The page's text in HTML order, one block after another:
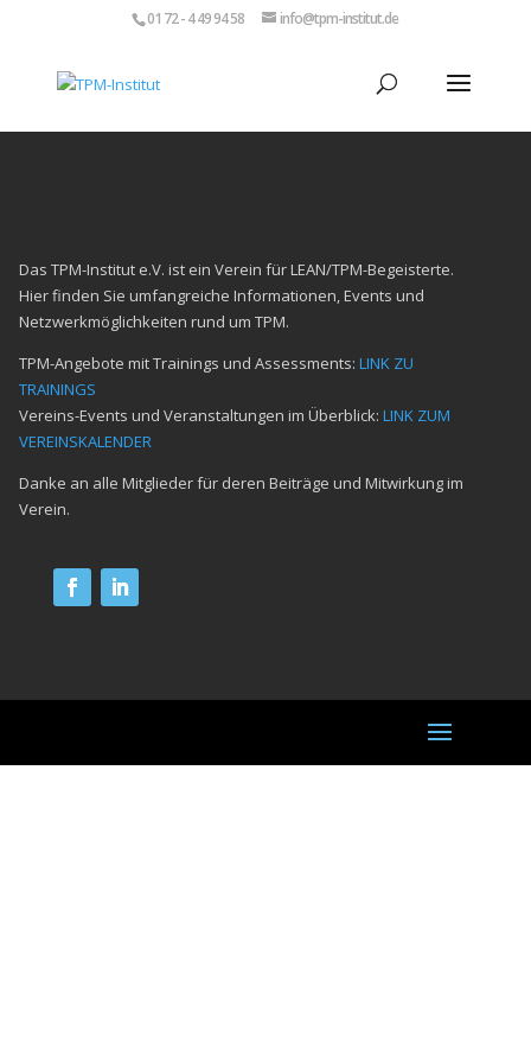
01 72 - 4 49 94 58 info@tpm-institut.de
Das TPM-Institut e.V. ist ein Verein für LEAN/TPM-Begeisterte.
Hier finden Sie umfangreiche Informationen, Events und
Netzwerkmöglichkeiten rund um TPM.
TPM-Angebote mit Trainings und Assessments: LINK ZU
TRAININGS
Vereins-Events und Veranstaltungen im Überblick: LINK ZUM
VEREINSKALENDER
Danke an alle Mitglieder für deren Beiträge und Mitwirkung im
Verein.